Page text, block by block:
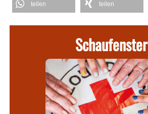
teilen teilen
Schaufenster